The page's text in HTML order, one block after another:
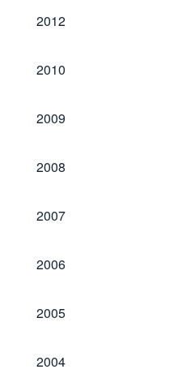
2012
2012
2010
2010
2009
2009
2008
2008
2007
2007
2006
2006
2005
2005
2004
2004